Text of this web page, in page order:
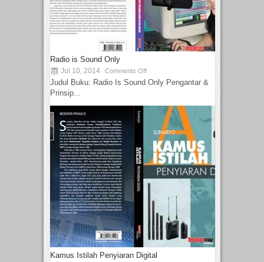
Radio is Sound Only
Jul 10, 2014 Comments Off
Judul Buku: Radio Is Sound Only Pengantar &
Prinsip...
Kamus Istilah Penyiaran Digital